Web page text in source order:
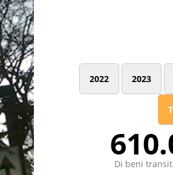
2022 2023
Di beni